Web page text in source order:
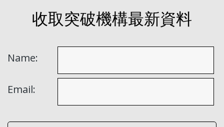
收取突破機構最新資料
Name:
Email: